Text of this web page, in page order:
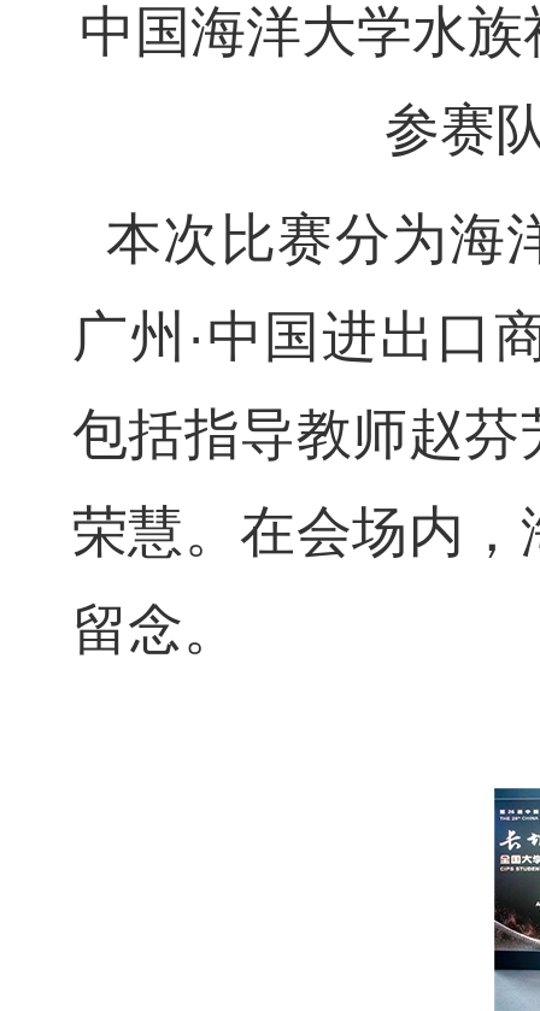
中国海洋大学水
参赛
本次比赛分为海
广州 ·中国进出口
包括指导教师赵
荣慧。在会场内
留念。